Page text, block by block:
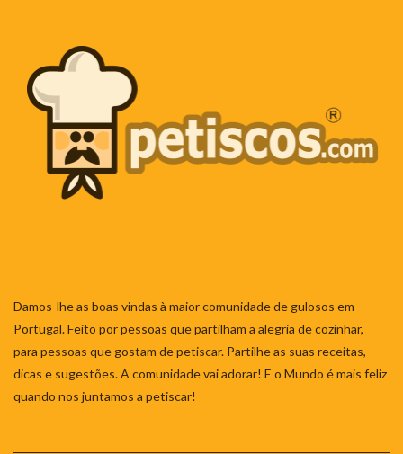
Damos-lhe as boas vindas à maior comunidade de gulosos em
Portugal. Feito por pessoas que partilham a alegria de cozinhar,
para pessoas que gostam de petiscar. Partilhe as suas receitas,
dicas e sugestões. A comunidade vai adorar! E o Mundo é mais feliz
quando nos juntamos a petiscar!